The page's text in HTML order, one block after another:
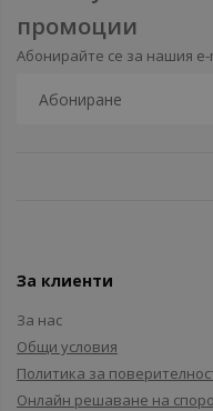
промоции
Абонирайте се за нашия
За клиенти
За нас
Общи условия
Политика за
Онлайн решаване на